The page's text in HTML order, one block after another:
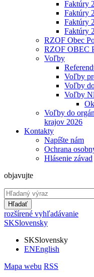
Faktúry
Faktúry
Faktúry
Faktúry
RZOF Obec
RZOF OBEC
Voľby
Voľby
Voľby
Voľby
Voľby do
krajov 2026
Kontakty
Napíšte nám
Ochrana
Hlásenie závad
objavujte
Hľadať
rozšírené vyhľadávanie
SKSlovensky
SKSlovensky
ENEnglish
Mapa webu RSS